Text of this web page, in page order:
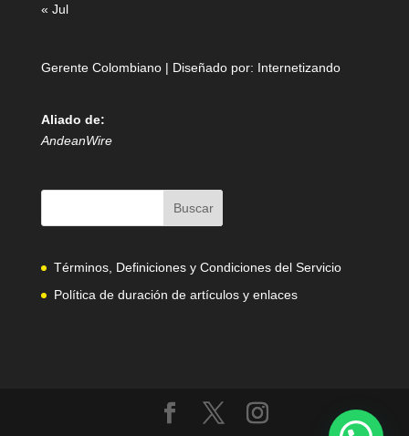
« Jul
Gerente Colombiano | Diseñado por: Internetizando
Aliado de:
AndeanWire
Términos, Definiciones y Condiciones del Servicio
Política de duración de artículos y enlaces